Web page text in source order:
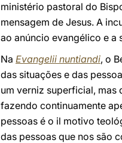
ministério pastoral do
mensagem de Jesus. A
ao anúncio evangélico e a
Na Evangelii nuntiandi, o
das situações e das
um verniz superficial, mas
fazendo continuamente
pessoas é o il motivo
das pessoas que nos são